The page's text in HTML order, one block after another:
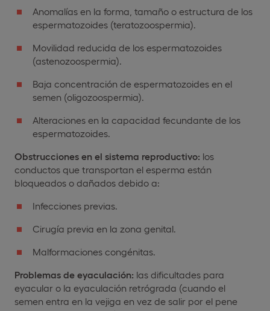
Anomalías en la forma, tamaño o estructura de los
espermatozoides (teratozoospermia).
Movilidad reducida de los espermatozoides
(astenozoospermia).
Baja concentración de espermatozoides en el
semen (oligozoospermia).
Alteraciones en la capacidad fecundante de los
espermatozoides.
Obstrucciones en el sistema reproductivo: los
conductos que transportan el esperma están
bloqueados o dañados debido a:
Infecciones previas.
Cirugía previa en la zona genital.
Malformaciones congénitas.
Problemas de eyaculación: las dificultades para
eyacular o la eyaculación retrógrada (cuando el
semen entra en la vejiga en vez de salir por el pene